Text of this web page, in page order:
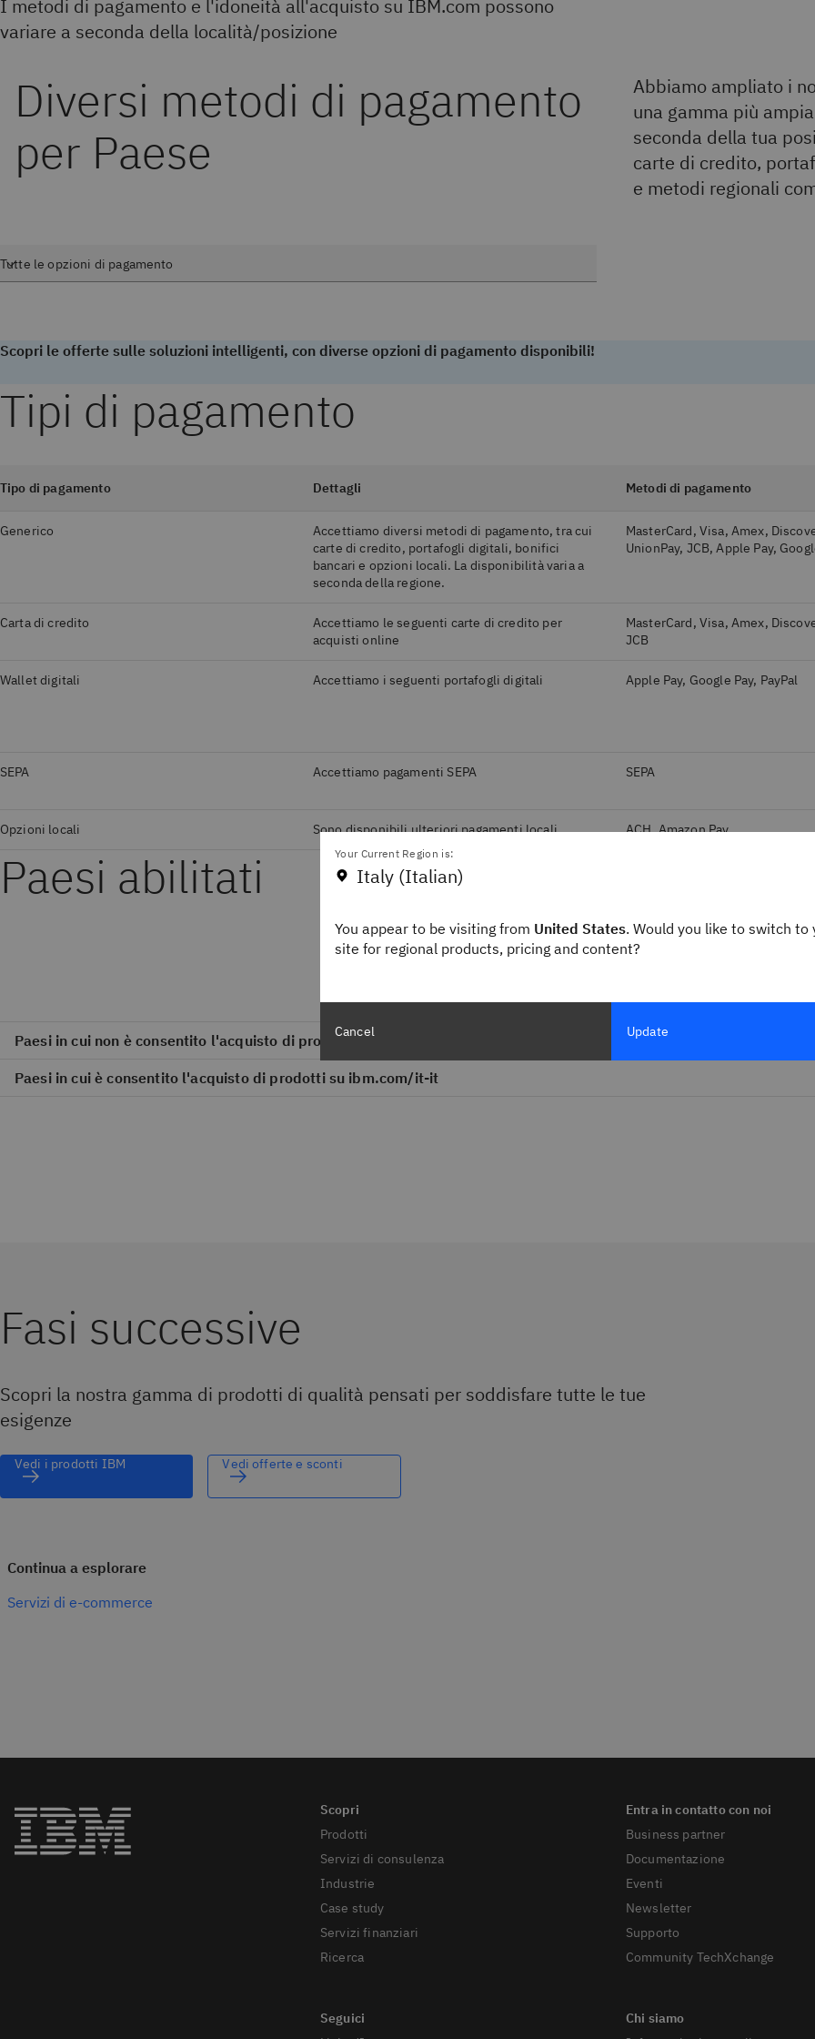
I metodi di pagamento e l'idoneità all'acquisto su IBM.com possono
variare a seconda della località/posizione
Diversi metodi di pagamento
per Paese
Abbiamo ampliato i
una gamma più
seconda della tua
carte di credito,
e metodi regionali
Scopri le offerte sulle soluzioni intelligenti, con diverse opzioni di pagamento disponibili!
Tipi di pagamento
Tipo di pagamento Dettagli Metodi di pagamento
Generico
Accettiamo diversi metodi di pagamento, tra cui
carte di credito, portafogli digitali, bonifici
bancari e opzioni locali. La disponibilità varia a
seconda della regione.
MasterCard, Visa, Amex,
UnionPay, JCB, Apple Pay,
Carta di credito
Accettiamo le seguenti carte di credito per
acquisti online
MasterCard, Visa, Amex,
JCB
Wallet digitali Accettiamo i seguenti portafogli digitali Apple Pay, Google Pay, PayPal
SEPA Accettiamo pagamenti SEPA SEPA
Opzioni locali Sono disponibili ulteriori pagamenti locali. ACH, Amazon Pay
Paesi abilitati
Alcuni paesi non
ibm.com/it-it e
di aiuto disponibile
Inoltre, alcuni paesi
tua regione è idonea
Paesi in cui non è consentito l'acquisto di prodotti su ibm.com/it-it
Paesi in cui è consentito l'acquisto di prodotti su ibm.com/it-it
Fasi successive
Scopri la nostra gamma di prodotti di qualità pensati per soddisfare tutte le tue
esigenze
Vedi i prodotti IBM Vedi offerte e sconti
Continua a esplorare
Servizi di e-commerce
Prodotti
Servizi di consulenza
Industrie
Case study
Servizi finanziari
Ricerca
Business partner
Documentazione
Eventi
Newsletter
Supporto
Community TechXchange
Your Current Region is:
Italy (Italian)
You appear to be visiting from United States. Would you like to switch to
site for regional products, pricing and content?
Cancel Update